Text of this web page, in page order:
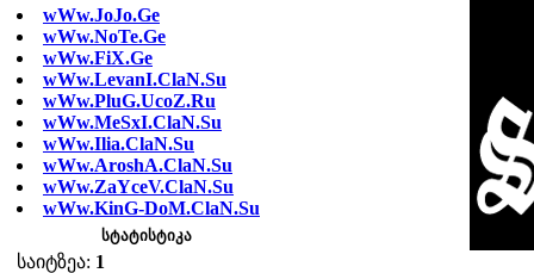
wWw.JoJo.Ge
wWw.NoTe.Ge
wWw.FiX.Ge
wWw.LevanI.ClaN.Su
wWw.PluG.UcoZ.Ru
wWw.MeSxI.ClaN.Su
wWw.Ilia.ClaN.Su
wWw.AroshA.ClaN.Su
wWw.ZaYceV.ClaN.Su
wWw.KinG-DoM.ClaN.Su
სტატისტიკა
საიტზეა: 1